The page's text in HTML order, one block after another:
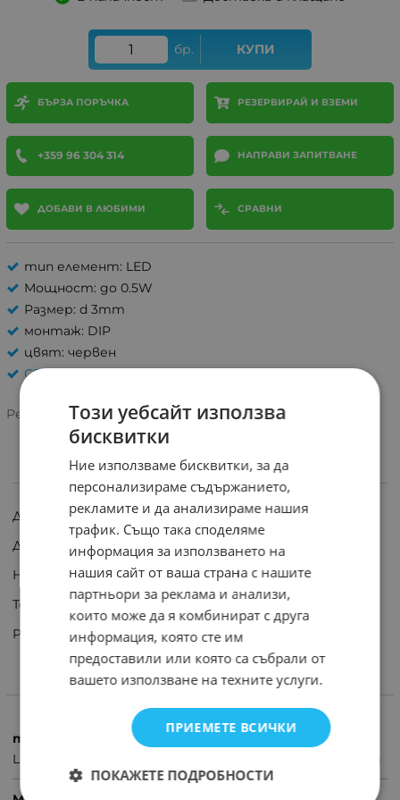
бр. КУПИ
БЪРЗА ПОРЪЧКА РЕЗЕРВИРАЙ И ВЗЕМИ
+359 96 304 314 НАПРАВИ ЗАПИТВАНЕ
ДОБАВИ В ЛЮБИМИ СРАВНИ
тип елемент: LED
Мощност: до 0.5W
Размер: d 3mm
монтаж: DIP
цвят: червен
СВЕТО ДИОДИ
Рейтинг:
ИНФОРМАЦИЯ
Дифузен светодиод - червен.
Диаметър: 3мм
Напрежение: 2.0-2.4V
Ток: 20-30mA
Растер на изводите: 2.54mm
ХАРАКТЕРИСТИКИ
тип елемент
LED
Този уебсайт използва
бисквитки
Ние използваме бисквитки, за да
персонализираме съдържанието,
рекламите и да анализираме нашия
трафик. Също така споделяме
информация за използването на
нашия сайт от ваша страна с нашите
партньори за реклама и анализи,
които може да я комбинират с друга
информация, която сте им
предоставили или която са събрали от
вашето използване на техните услуги.
ПРИЕМЕТЕ ВСИЧКИ
ПОКАЖЕТЕ ПОДРОБНОСТИ